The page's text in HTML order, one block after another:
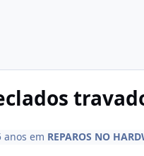
anos em REPAROS NO